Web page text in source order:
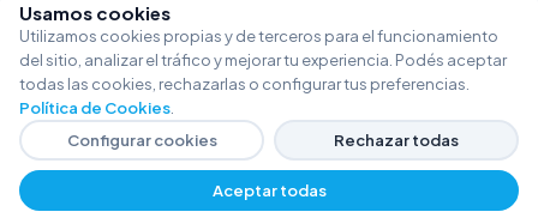
$ 388.892,78 + Agregar
Usamos cookies
Utilizamos cookies propias y de terceros para el funcionamiento
del sitio, analizar el tráfico y mejorar tu experiencia. Podés aceptar
todas las cookies, rechazarlas o configurar tus preferencias.
Política de Cookies
Configurar cookies
Rechazar todas
Aceptar todas